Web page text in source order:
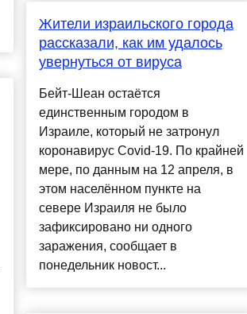
Жители израильского города
рассказали, как им удалось
увернуться от вируса
Бейт-Шеан остаётся
единственным городом в
Израиле, который не затронул
коронавирус Covid-19. По крайней
мере, по данным на 12 апреля, в
этом населённом пункте на
севере Израиля не было
зафиксировано ни одного
заражения, сообщает в
понедельник новост...